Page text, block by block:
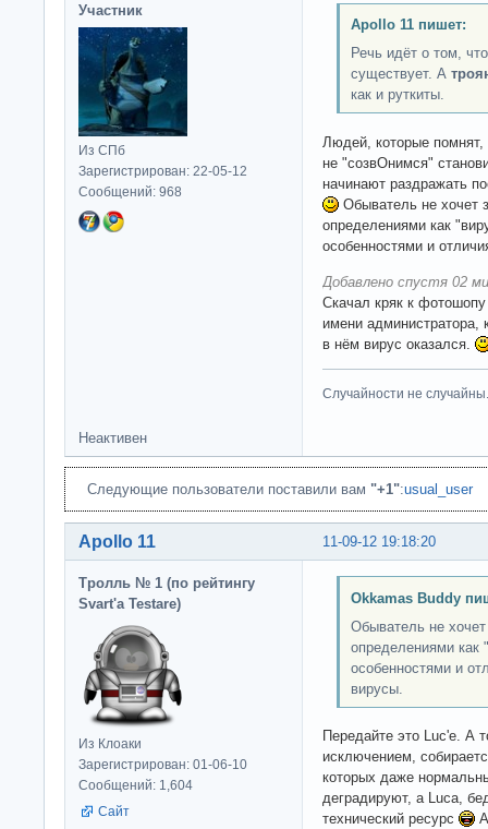
Участник
Из СПб
Зарегистрирован: 22-05-12
Сообщений: 968
Apollo 11 пишет:
Речь идёт о том,
существует. А
как и руткиты.
Людей, которые помнят,
не "созвОнимся"
начинают раздражать
Обыватель не хочет
определениями как
особенностями и
Добавлено спустя 02
Скачал кряк к фотошопу
имени администратора,
в нём вирус оказался.
Случайности не случайны.
Неактивен
Следующие пользователи поставили вам "+1":usual_user
11-09-12 19:18:20
Apollo 11
Тролль № 1 (по рейтингу
Svart'а Testare)
Из Клоаки
Зарегистрирован: 01-06-10
Сообщений: 1,604
Сайт
Okkamas Buddy
Обыватель не хочет
определениями как
особенностями и
вирусы.
Передайте это Luc'е. А
исключением,
которых даже
деградируют, а Luca,
технический ресурс